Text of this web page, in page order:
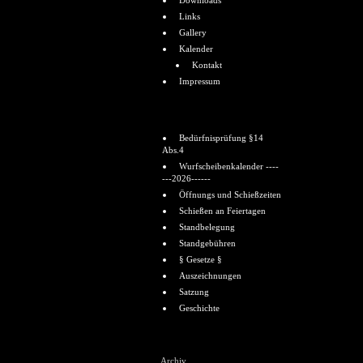
Links
Gallery
Kalender
Kontakt
Impressum
Bedürfnisprüfung §14
Abs.4
Wurfscheibenkalender ----
---2026------
Öffnungs und Schießzeiten
Schießen an Feiertagen
Standbelegung
Standgebühren
§ Gesetze §
Auszeichnungen
Satzung
Geschichte
Archiv